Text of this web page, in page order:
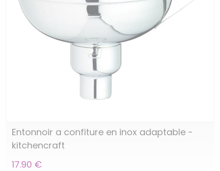
Entonnoir a confiture en inox adaptable -
kitchencraft
17.90 €